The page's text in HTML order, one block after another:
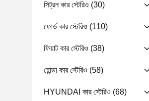
সিট্রন কার স্টেরিও (30)
ফোর্ড কার স্টেরিও (110)
ফিয়াট কার স্টেরিও (38)
হোন্ডা কার স্টেরিও (58)
HYUNDAI কার স্টেরিও (68)